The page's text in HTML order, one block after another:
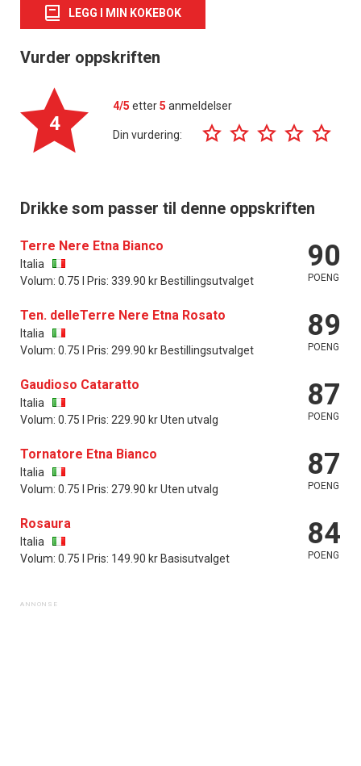
LEGG I MIN KOKEBOK
Vurder oppskriften
4
4/5 etter5 anmeldelser
Din vurdering:
Drikke som passer til denne oppskriften
Terre Nere Etna Bianco
Italia
Volum: 0.75 l Pris: 339.90 kr Bestillingsutvalget
90
POENG
Ten. delleTerre Nere Etna Rosato
Italia
Volum: 0.75 l Pris: 299.90 kr Bestillingsutvalget
89
POENG
Gaudioso Cataratto
Italia
Volum: 0.75 l Pris: 229.90 kr Uten utvalg
87
POENG
Tornatore Etna Bianco
Italia
Volum: 0.75 l Pris: 279.90 kr Uten utvalg
87
POENG
Rosaura
Italia
Volum: 0.75 l Pris: 149.90 kr Basisutvalget
84
POENG